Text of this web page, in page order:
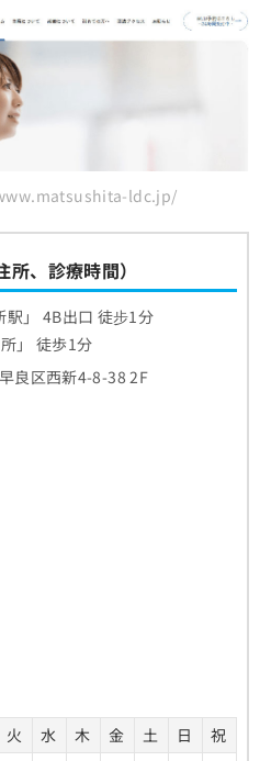
ldc.jp/
、診療時間）
駅」 4B出口 徒步1分
」 徒歩1分
良区西新4-8-38 2F
火 水 木 金 土 日
祝